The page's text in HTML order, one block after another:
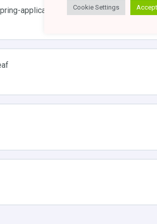
applicatie Cookie Settings